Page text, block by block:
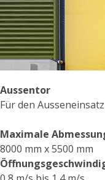
Aussentor
Für den
Maximale
8000 mm x 5500 mm